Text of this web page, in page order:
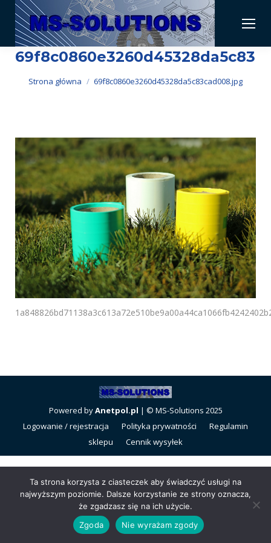
Jesteś tutaj:
Strona główna 69f8c0860e3260d45328da5c83cad008.jpg
Powered byAnetpol.pl | © MS-Solutions 2025
Logowanie / rejestracja
Polityka prywatności
Regulamin
sklepu
Cennik wysyłek
Ta strona korzysta z ciasteczek aby świadczyć usługi na
najwyższym poziomie. Dalsze korzystanie ze strony oznacza,
że zgadzasz się na ich użycie.
Zgoda
Nie wyrażam zgody